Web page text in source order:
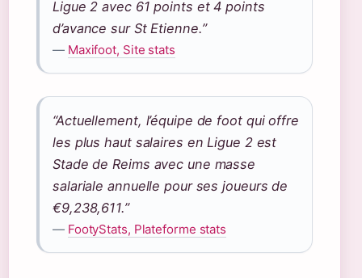
Ligue 2 avec 61 points et 4 points
d’avance sur St Etienne.”
— Maxifoot, Site stats
“Actuellement, l’équipe de foot qui offre
les plus haut salaires en Ligue 2 est
Stade de Reims avec une masse
salariale annuelle pour ses joueurs de
€9,238,611.”
— FootyStats, Plateforme stats